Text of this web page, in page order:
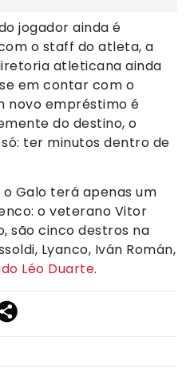
jogador ainda é
o staff do atleta, a
atleticana ainda
em contar com o
novo empréstimo é
do destino, o
ter minutos dentro de
Galo terá apenas um
o veterano Vitor
são cinco destros na
Lyanco, Iván Román,
Léo Duarte.